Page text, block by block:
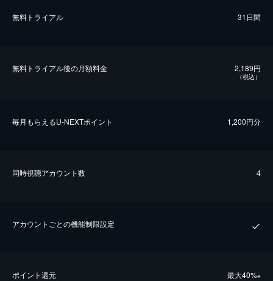
無料トライアル 31日間
無料トライアル後の⽉額料金 2,189円
（税込）
毎⽉もらえるU-NEXTポイント 1,200円分
同時視聴アカウント数 4
アカウントごとの機能制限設定
ポイント還元 最⼤40%※